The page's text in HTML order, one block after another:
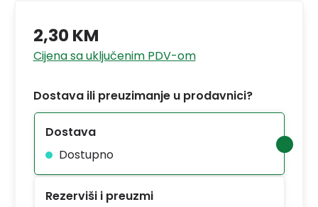
2,30 KM
Cijena sa uključenim PDV-om
Dostava ili preuzimanje u prodavnici?
Dostava
Dostupno
Rezerviši i preuzmi